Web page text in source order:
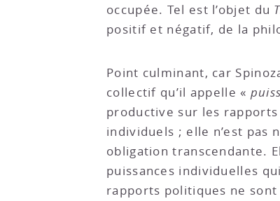
occupée. Tel est l’objet du
positif et négatif, de la
Point culminant, car
collectif qu’il appelle «
productive sur les
individuels ; elle n’est
obligation transcendante.
puissances individuelles
rapports politiques ne